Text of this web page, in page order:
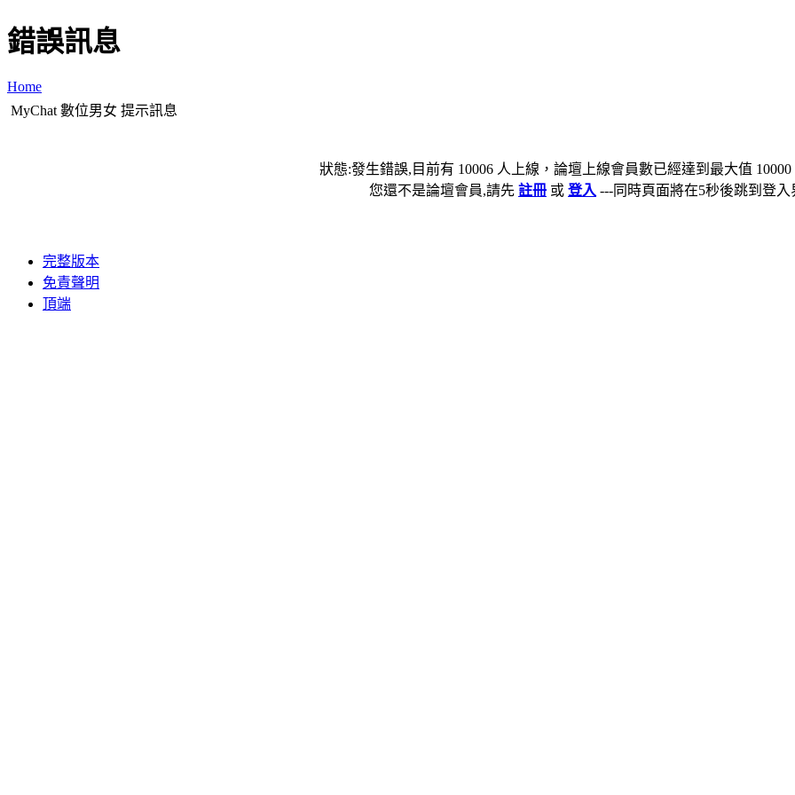
錯誤訊息
Home
MyChat 數位男女 提示訊息
狀態:發生錯誤,目前有 10006 人上線，論壇上線會員數已經達到最大值
您還不是論壇會員,請先 註冊 或 登入 ---同時頁面將在5秒後跳到登入
完整版本
免責聲明
頂端